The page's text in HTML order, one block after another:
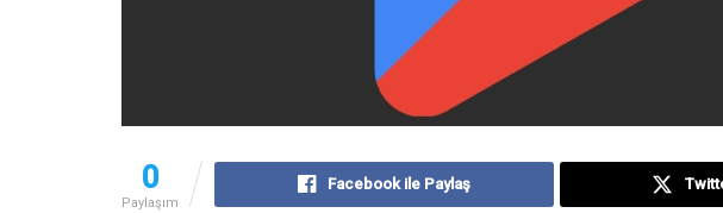
0
Paylaşım
Facebook ile Paylaş